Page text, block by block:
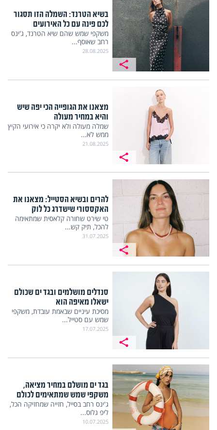
בשיא הטרנד: השמלה הזו תסגור
לכם פינה עם כל האירועים
משקפי שמש שהם שיא הטרנד, ג'ינס
רחב שאוסף...
28.08.2025
מצאנו את הגופייה הכי יפה שיש
והיא במחיר מעולה
שמלה מעולה ולא יקרה כי אירועי הקיץ
ממש לא...
21.08.2025
להרים ובשיא הסטייל: מצאנו את
האקססורי שישדרג כל לוק
טי שירט שחורה קלאסית שמתאימה
להכל, תיק קש...
31.07.2025
סנדלים מושלמים ובגד ים שכולם
ישאלו מאיפה הוא
מסיכת עיניים שבאמת עובדת, משקפי
שמש עם סטייל...
17.07.2025
בגד ים מושלם במחיר מציאה,
משקפי שמש שמתאימים לכולם
ג'ינס רחב בסייל, חזייה שמחזיקה הכל,
ליפ גלוס...
10.07.2025